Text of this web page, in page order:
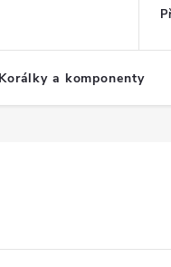
Korálky a komponenty